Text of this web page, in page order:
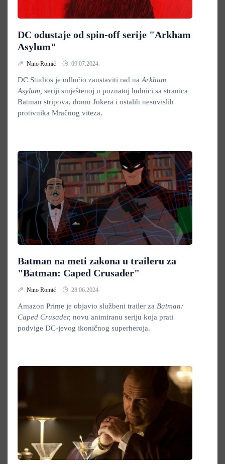
DC odustaje od spin-off serije "Arkham
Asylum"
Nino Romić 09.07.2024.
DC Studios je odlučio zaustaviti rad na Arkham
Asylum, seriji smještenoj u poznatoj ludnici sa stranica
Batman stripova, domu Jokera i ostalih nesuvislih
protivnika Mračnog viteza.
Batman na meti zakona u traileru za
"Batman: Caped Crusader"
Nino Romić 28.06.2024.
Amazon Prime je objavio službeni trailer za Batman:
Caped Crusader, novu animiranu seriju koja prati
podvige DC-jevog ikoničnog superheroja.